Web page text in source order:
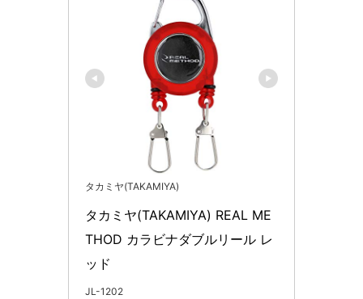
タカミヤ(TAKAMIYA)
タカミヤ(TAKAMIYA) REAL ME
THOD カラビナダブルリール レ
ッド
JL-1202